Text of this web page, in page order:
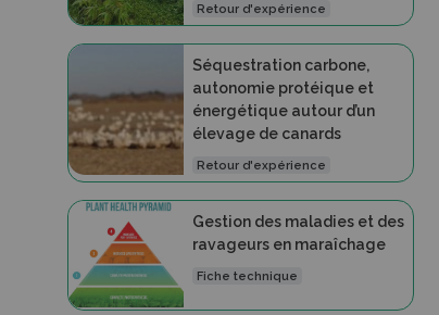
Retour d'expérience
Séquestration carbone,
autonomie protéique et
énergétique autour d’un
élevage de canards
Retour d'expérience
Gestion des maladies et des
ravageurs en maraîchage
Fiche technique